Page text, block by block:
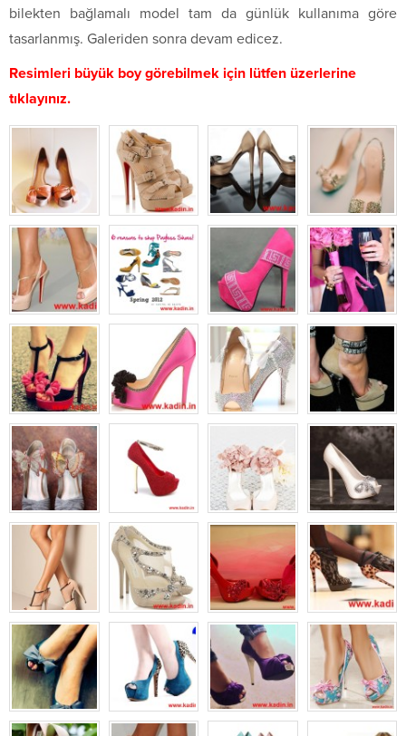
bilekten bağlamalı model tam da günlük kullanıma göre
tasarlanmış. Galeriden sonra devam edicez.
Resimleri büyük boy görebilmek için lütfen üzerlerine
tıklayınız.